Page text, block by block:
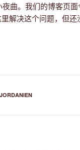
曲。我们的博客页面
解决这个问题，但还